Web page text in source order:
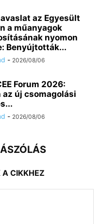
az Egyesült
a műanyagok
nyomon
Benyújtották...
- 2026/08/06
Forum 2026:
az új csomagolási
- 2026/08/06
CIKKHEZ